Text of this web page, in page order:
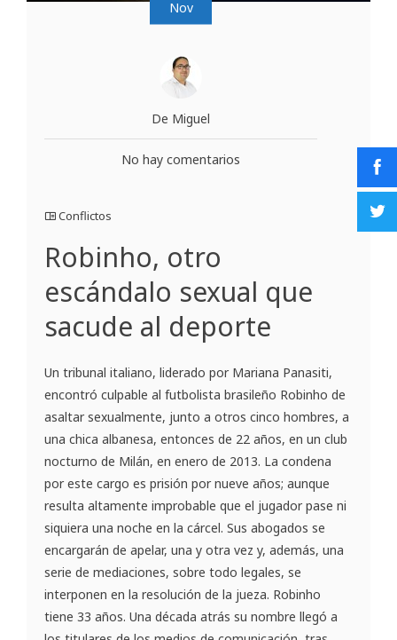
Nov
De Miguel
No hay comentarios
Conflictos
Robinho, otro
escándalo sexual que
sacude al deporte
Un tribunal italiano, liderado por Mariana Panasiti,
encontró culpable al futbolista brasileño Robinho de
asaltar sexualmente, junto a otros cinco hombres, a
una chica albanesa, entonces de 22 años, en un club
nocturno de Milán, en enero de 2013. La condena
por este cargo es prisión por nueve años; aunque
resulta altamente improbable que el jugador pase ni
siquiera una noche en la cárcel. Sus abogados se
encargarán de apelar, una y otra vez y, además, una
serie de mediaciones, sobre todo legales, se
interponen en la resolución de la jueza. Robinho
tiene 33 años. Una década atrás su nombre llegó a